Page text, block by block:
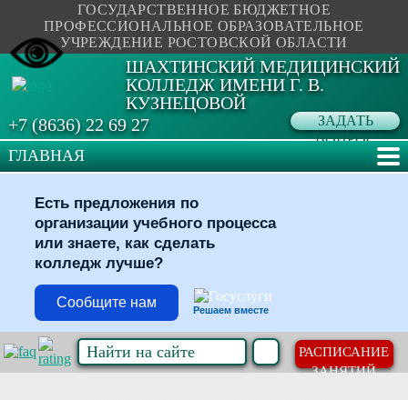
ГОСУДАРСТВЕННОЕ БЮДЖЕТНОЕ
ПРОФЕССИОНАЛЬНОЕ ОБРАЗОВАТЕЛЬНОЕ
УЧРЕЖДЕНИЕ РОСТОВСКОЙ ОБЛАСТИ
ШАХТИНСКИЙ МЕДИЦИНСКИЙ
КОЛЛЕДЖ ИМЕНИ Г. В.
КУЗНЕЦОВОЙ
ЗАДАТЬ
ВОПРОС
+7 (8636) 22 69 27
ГЛАВНАЯ
Есть предложения по
организации учебного процесса
или знаете, как сделать
колледж лучше?
Сообщите нам Решаем вместе
РАСПИСАНИЕ
ЗАНЯТИЙ